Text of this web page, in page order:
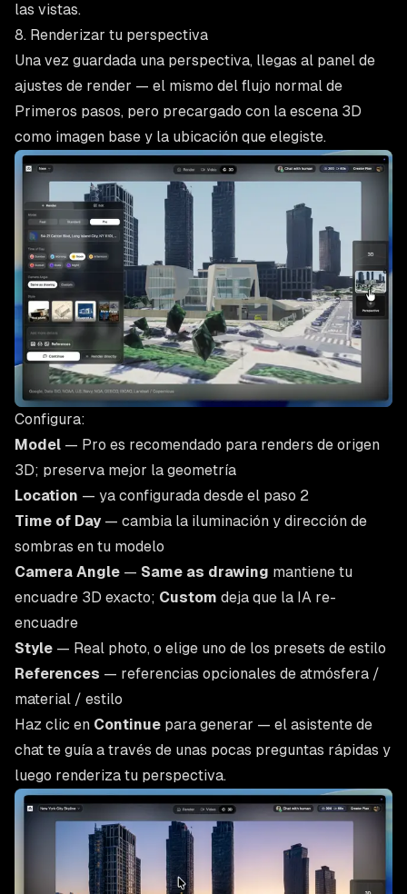
las vistas.
8. Renderizar tu perspectiva
Una vez guardada una perspectiva, llegas al panel de
ajustes de render — el mismo del flujo normal de
Primeros pasos, pero precargado con la escena 3D
como imagen base y la ubicación que elegiste.
Configura:
Model — Pro es recomendado para renders de origen
3D; preserva mejor la geometría
Location — ya configurada desde el paso 2
Time of Day— cambia la iluminación y dirección de
sombras en tu modelo
Camera Angle — Same as drawing mantiene tu
encuadre 3D exacto; Custom deja que la IA re-
encuadre
Style — Real photo, o elige uno de los presets de estilo
References — referencias opcionales de atmósfera /
material / estilo
Haz clic en Continue para generar — el asistente de
chat te guía a través de unas pocas preguntas rápidas y
luego renderiza tu perspectiva.